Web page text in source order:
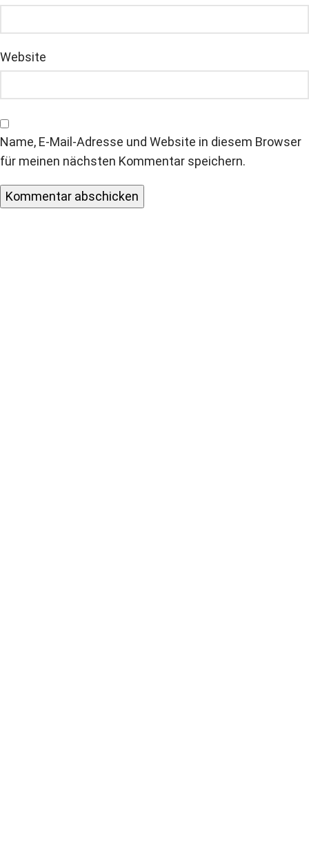
Website
Name, E-Mail-Adresse und Website in diesem Browser
für meinen nächsten Kommentar speichern.